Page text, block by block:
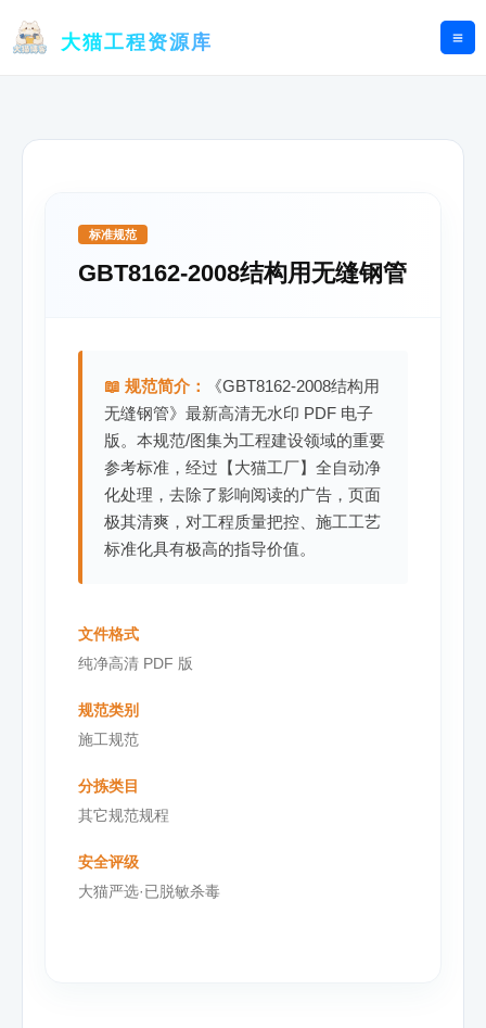
大猫工程资源库
标准规范
GBT8162-2008结构用无缝钢管
📖 规范简介：
《GBT8162-2008结构用
无缝钢管》最新高清无水印 PDF 电子
版。本规范/图集为工程建设领域的重要
参考标准，经过【大猫工厂】全自动净
化处理，去除了影响阅读的广告，页面
极其清爽，对工程质量把控、施工工艺
标准化具有极高的指导价值。
文件格式
纯净高清 PDF 版
规范类别
施工规范
分拣类目
其它规范规程
安全评级
大猫严选·已脱敏杀毒